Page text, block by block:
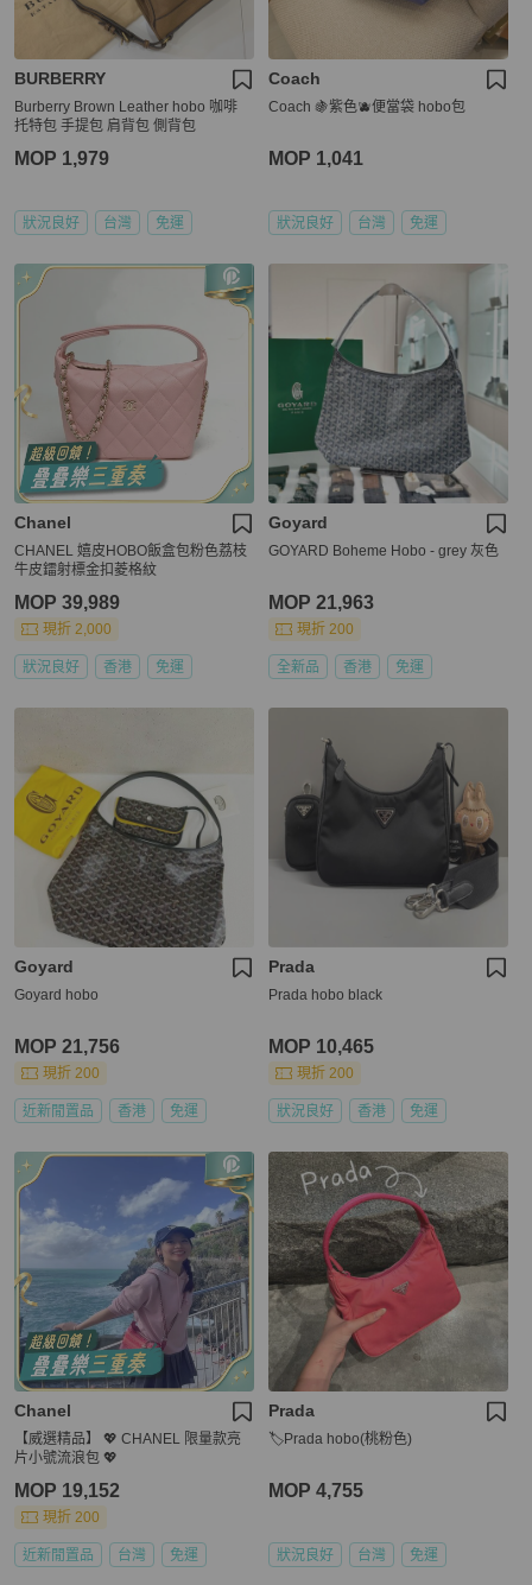
BURBERRY
Burberry Brown Leather hobo 咖啡
托特包 手提包 肩背包 側背包
MOP 1,979
狀況良好 台灣 免運
Coach
Coach 🍇紫色🫐便當袋 hobo包
MOP 1,041
狀況良好 台灣 免運
Chanel
CHANEL 嬉皮HOBO飯盒包粉色荔枝
牛皮鐳射標金扣菱格紋
MOP 39,989
現折 2,000
狀況良好 香港 免運
Goyard
GOYARD Boheme Hobo - grey 灰色
MOP 21,963
現折 200
全新品 香港 免運
Goyard
Goyard hobo
MOP 21,756
現折 200
近新閒置品 香港 免運
Prada
Prada hobo black
MOP 10,465
現折 200
狀況良好 香港 免運
Chanel
【威選精品】 💖 CHANEL 限量款亮
片小號流浪包 💖
MOP 19,152
現折 200
近新閒置品 台灣 免運
Prada
🏷Prada hobo(桃粉色)
MOP 4,755
狀況良好 台灣 免運